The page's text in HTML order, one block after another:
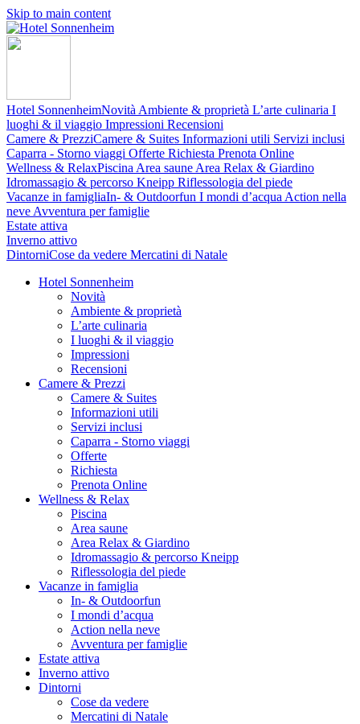
Skip to main content
Hotel SonnenheimNovità Ambiente & proprietà L’arte culinaria I
luoghi & il viaggio Impressioni Recensioni
Camere & PrezziCamere & Suites Informazioni utili Servizi inclusi
Caparra - Storno viaggi Offerte Richiesta Prenota Online
Wellness & RelaxPiscina Area saune Area Relax & Giardino
Idromassagio & percorso Kneipp Riflessologia del piede
Vacanze in famigliaIn- & Outdoorfun I mondi d’acqua Action nella
neve Avventura per famiglie
Estate attiva
Inverno attivo
DintorniCose da vedere Mercatini di Natale
Hotel Sonnenheim
Novità
Ambiente & proprietà
L’arte culinaria
I luoghi & il viaggio
Impressioni
Recensioni
Camere & Prezzi
Camere & Suites
Informazioni utili
Servizi inclusi
Caparra - Storno viaggi
Offerte
Richiesta
Prenota Online
Wellness & Relax
Piscina
Area saune
Area Relax & Giardino
Idromassagio & percorso Kneipp
Riflessologia del piede
Vacanze in famiglia
In- & Outdoorfun
I mondi d’acqua
Action nella neve
Avventura per famiglie
Estate attiva
Inverno attivo
Dintorni
Cose da vedere
Mercatini di Natale